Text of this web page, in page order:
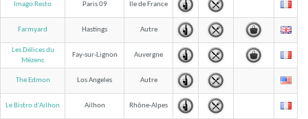
Imago Resto Paris 09 Ile de France
Farmyard Hastings Autre
Les Délices du
Mézenc
Fay-sur-Lignon Auvergne
The Edmon Los Angeles Autre
Le Bistro d'Ailhon Ailhon Rhône-Alpes